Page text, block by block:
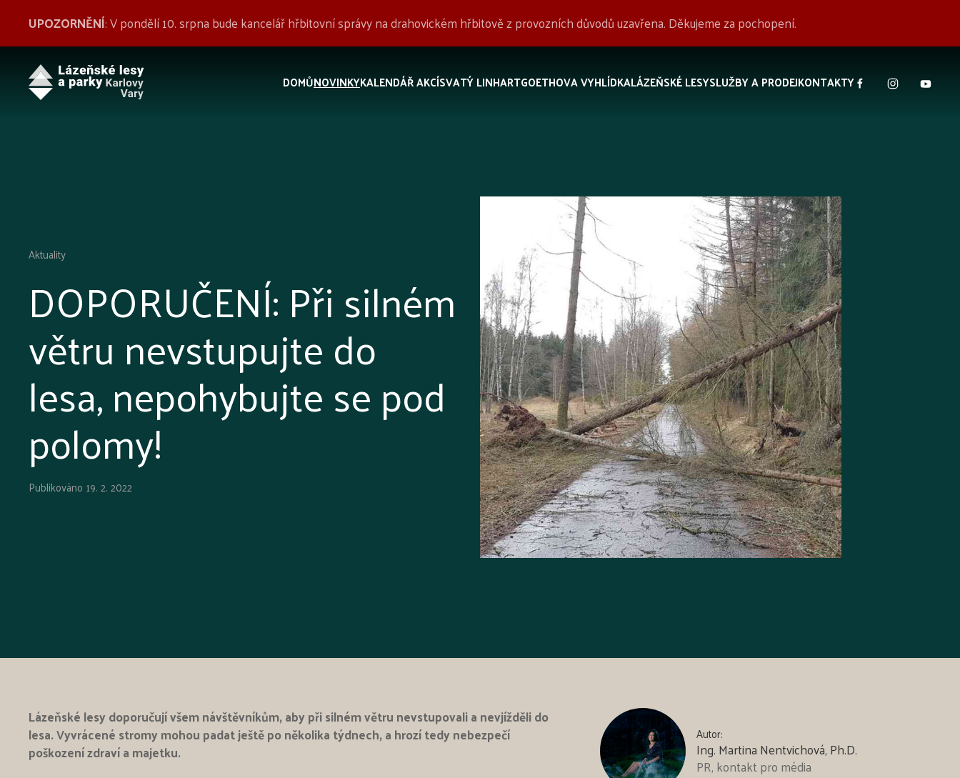
UPOZORNĚNÍ: V pondělí 10. srpna bude kancelář hřbitovní správy na drahovickém hřbitově z provozních důvodů uzavřena. Děkujeme za pochopení.
DOMŮNOVINKYKALENDÁŘ AKCÍSVATÝ LINHARTGOETHOVA VYHLÍDKALÁZEŇSKÉ LESYSLUŽBY A PRODEJKONTAKTY
Aktuality
DOPORUČENÍ: Při silném
větru nevstupujte do
lesa, nepohybujte se pod
polomy!
Publikováno 19. 2. 2022
Lázeňské lesy doporučují všem návštěvníkům, aby při silném větru nevstupovali a nevjížděli do
lesa. Vyvrácené stromy mohou padat ještě po několika týdnech, a hrozí tedy nebezpečí
poškození zdraví a majetku.
Autor:
Ing. Martina Nentvichová, Ph.D.
PR, kontakt pro média